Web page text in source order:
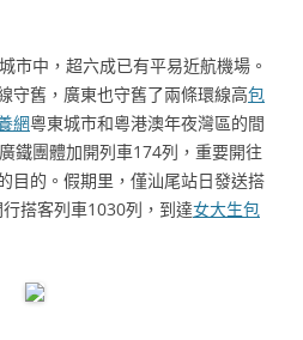
市中，超六成已有平易近航機場。
守舊，廣東也守舊了兩條環線高包
網粵東城市和粵港澳年夜灣區的間
鐵團體加開列車174列，重要開往
目的。假期里，僅汕尾站日發送搭
搭客列車1030列，到達女大生包